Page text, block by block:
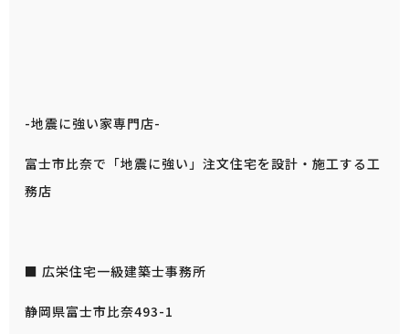
-地震に強い家専門店-
富士市比奈で「地震に強い」注文住宅を設計・施工する工
務店
■ 広栄住宅一級建築士事務所
静岡県富士市比奈493-1